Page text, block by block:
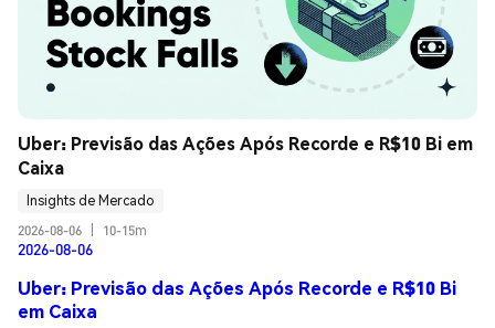
Uber: Previsão das Ações Após Recorde e R$10 Bi em
Caixa
Insights de Mercado
2026-08-06
10-15m
2026-08-06
Uber: Previsão das Ações Após Recorde e R$10 Bi
em Caixa